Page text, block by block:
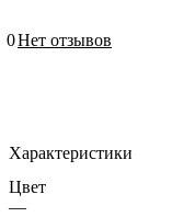
0Нет отзывов
Характеристики
Цвет
—